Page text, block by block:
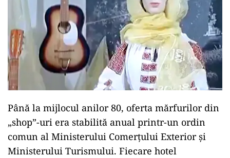
Până la mijlocul anilor 80, oferta mărfurilor din
„shop”-uri era stabilită anual printr-un ordin
comun al Ministerului Comerțului Exterior și
Ministerului Turismului. Fiecare hotel